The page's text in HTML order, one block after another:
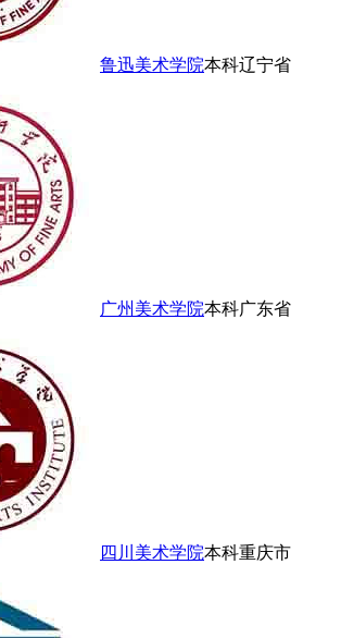
鲁迅美术学院本科辽宁省
广州美术学院本科广东省
四川美术学院本科重庆市